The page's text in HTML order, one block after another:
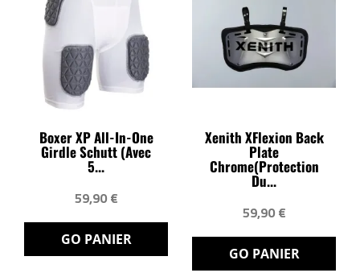
Boxer XP All-In-One
Girdle Schutt (avec
5...
59,90 €
GO PANIER
Xenith XFlexion Back
Plate
Chrome(protection
Du...
59,90 €
GO PANIER